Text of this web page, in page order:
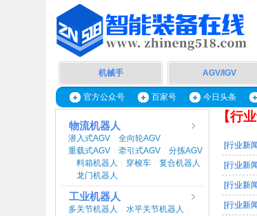
机械手 AGV/IGV
官方公众号 百家号 今日头条
【行
物流机器人
潜入式AGV 全向轮AGV
重载式AGV 牵引式AGV 分拣AGV
料箱机器人 穿梭车 复合机器人
龙门机器人
工业机器人
多关节机器人 水平关节机器人
[行业新
[行业新
[行业新
[行业新